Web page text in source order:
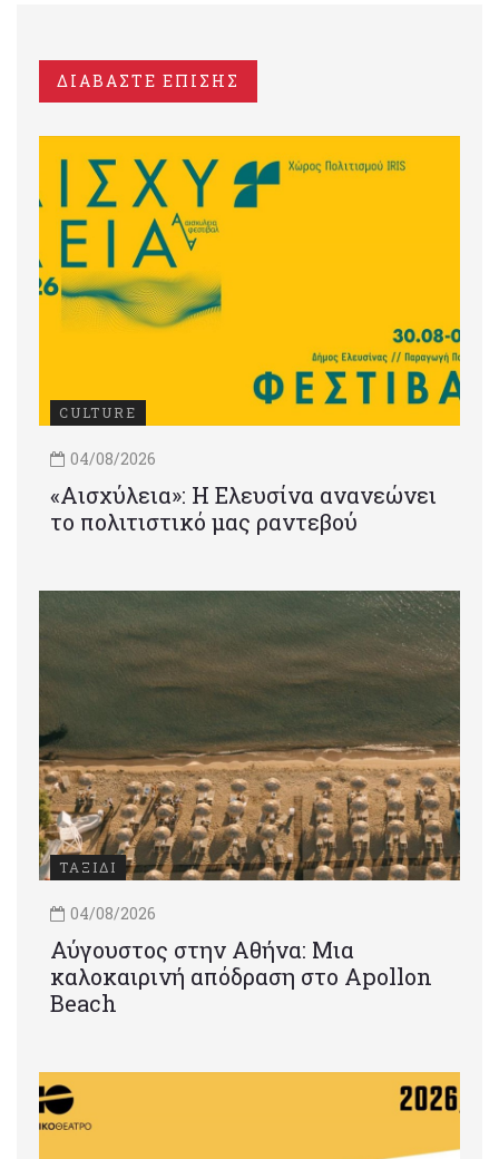
ΔΙΑΒΑΣΤΕ ΕΠΙΣΗΣ
CULTURE
04/08/2026
«Αισχύλεια»: Η Ελευσίνα ανανεώνει
το πολιτιστικό μας ραντεβού
ΤΑΞΙΔΙ
04/08/2026
Αύγουστος στην Αθήνα: Μια
καλοκαιρινή απόδραση στο Apollon
Beach